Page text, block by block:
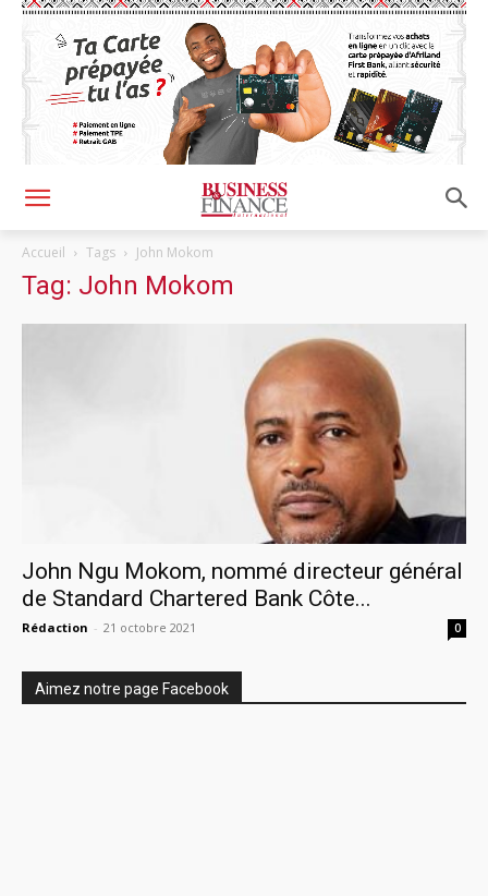
Accueil Tags John Mokom
Tag: John Mokom
John Ngu Mokom, nommé directeur général
de Standard Chartered Bank Côte...
Rédaction - 21 octobre 2021 0
Aimez notre page Facebook